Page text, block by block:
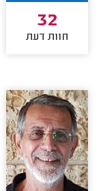
32
חוות דעת